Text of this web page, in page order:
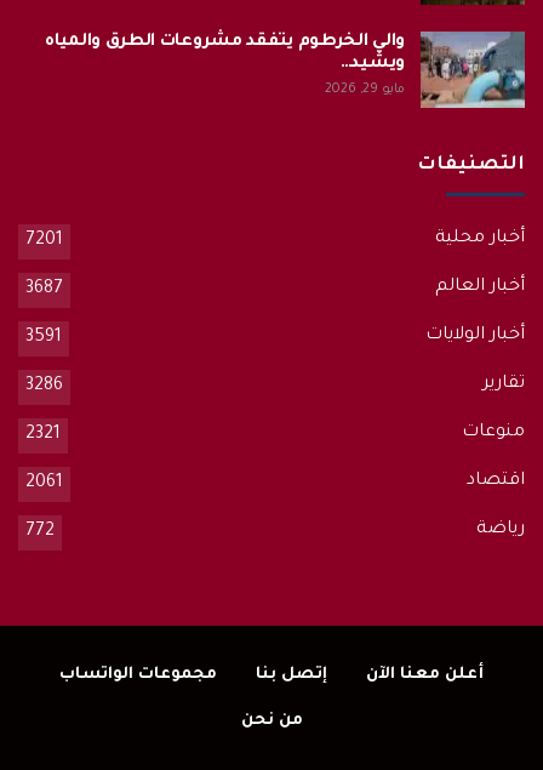
والي الخرطوم يتفقد مشروعات الطرق والمياه
ويشيد…
مايو 29, 2026
التصنيفات
أخبار محلية 7201
أخبار العالم 3687
أخبار الولايات 3591
تقارير 3286
منوعات 2321
اقتصاد 2061
رياضة 772
أعلن معنا الآن إتصل بنا مجموعات الواتساب
من نحن